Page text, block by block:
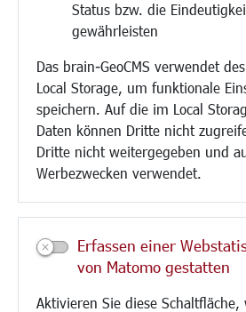
Status bzw. die
gewährleisten
Das brain-GeoCMS verwendet
Local Storage, um funktionale
speichern. Auf die im Local
Daten können Dritte nicht
Dritte nicht weitergegeben und
Werbezwecken verwendet.
Erfassen einer
von Matomo gestatten
Aktivieren Sie diese Schaltfläche,
Bebauungsplanung
Verkehr/Mobilität
Glasfaserausbau
Aktuelle Baustellen
Paddelteich
CINDY S
Kultur/Freizeit/Tourismus
Veranstaltungen
Neue Stadthalle Langen
Bäder